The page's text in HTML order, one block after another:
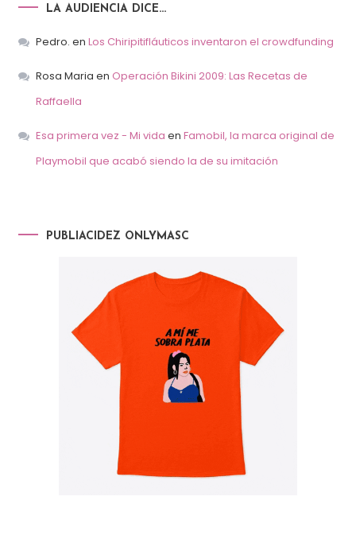
LA AUDIENCIA DICE…
Pedro. en Los Chiripitifláuticos inventaron el crowdfunding
Rosa Maria en Operación Bikini 2009: Las Recetas de
Raffaella
Esa primera vez - Mi vida en Famobil, la marca original de
Playmobil que acabó siendo la de su imitación
PUBLIACIDEZ ONLYMASC